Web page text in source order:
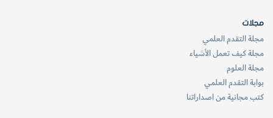
مجلات
مجلة التقدم العلمي
مجلة كيف تعمل الأشياء
مجلة العلوم
بوابة التقدم العلمي
كتب مجانية من اصداراتنا